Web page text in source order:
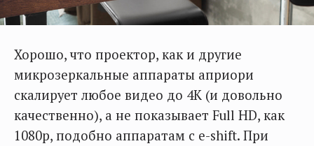
Хорошо, что проектор, как и другие
микрозеркальные аппараты априори
скалирует любое видео до 4К (и довольно
качественно), а не показывает Full HD, как
1080р, подобно аппаратам с e-shift. При